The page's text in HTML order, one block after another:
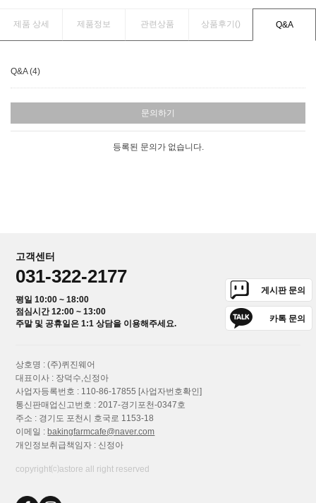
제품 상세 제품정보 관련상품 상품후기() Q&A
Q&A (4)
문의하기
등록된 문의가 없습니다.
고객센터
031-322-2177
평일 10:00 ~ 18:00
점심시간 12:00 ~ 13:00
주말 및 공휴일은 1:1 상담을 이용해주세요.
게시판 문의
카톡 문의
상호명 : (주)퀴진웨어
대표이사 : 장덕수,신정아
사업자등록번호 : 110-86-17855 [사업자번호확인]
통신판매업신고번호 : 2017-경기포천-0347호
주소 : 경기도 포천시 호국로 1153-18
이메일 : bakingfarmcafe@naver.com
개인정보취급책임자 : 신정아
copyright⒞astore all right reserved